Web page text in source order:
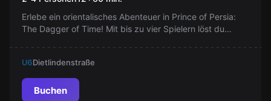
Time
Erlebe ein orientalisches Abenteuer in Prince of Persia:
The Dagger of Time! Mit bis zu vier Spielern löst du
U6Dietlindenstraße
Buchen